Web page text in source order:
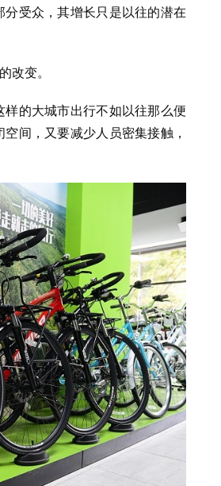
受众，其增长只是以往的潜在
改变。
的大城市出行不如以往那么便
间，又要减少人员密集接触，